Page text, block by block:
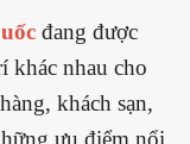
đang được
khác nhau cho
khách sạn,
ưu điểm nổi